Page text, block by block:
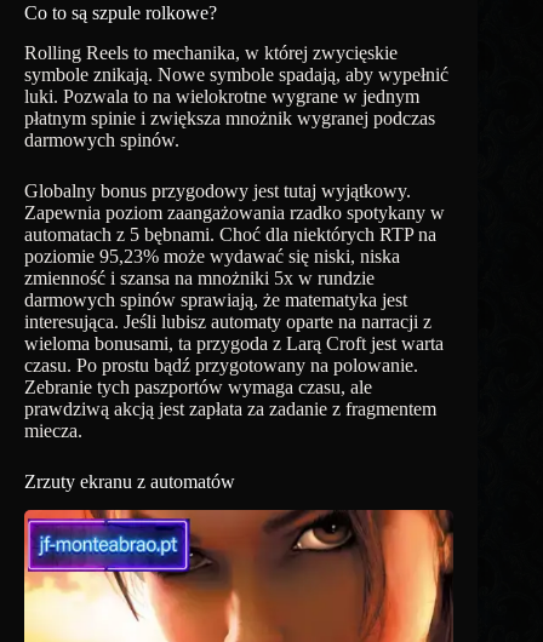
Co to są szpule rolkowe?
Rolling Reels to mechanika, w której zwycięskie
symbole znikają. Nowe symbole spadają, aby wypełnić
luki. Pozwala to na wielokrotne wygrane w jednym
płatnym spinie i zwiększa mnożnik wygranej podczas
darmowych spinów.
Globalny bonus przygodowy jest tutaj wyjątkowy.
Zapewnia poziom zaangażowania rzadko spotykany w
automatach z 5 bębnami. Choć dla niektórych RTP na
poziomie 95,23% może wydawać się niski, niska
zmienność i szansa na mnożniki 5x w rundzie
darmowych spinów sprawiają, że matematyka jest
interesująca. Jeśli lubisz automaty oparte na narracji z
wieloma bonusami, ta przygoda z Larą Croft jest warta
czasu. Po prostu bądź przygotowany na polowanie.
Zebranie tych paszportów wymaga czasu, ale
prawdziwą akcją jest zapłata za zadanie z fragmentem
miecza.
Zrzuty ekranu z automatów